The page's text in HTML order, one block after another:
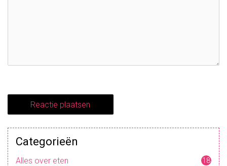
Categorieën
Alles over eten 18